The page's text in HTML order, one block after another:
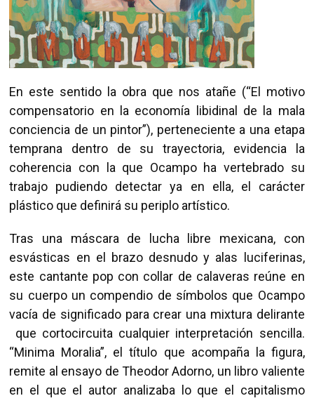
En este sentido la obra que nos atañe (“El motivo
compensatorio en la economía libidinal de la mala
conciencia de un pintor”), perteneciente a una etapa
temprana dentro de su trayectoria, evidencia la
coherencia con la que Ocampo ha vertebrado su
trabajo pudiendo detectar ya en ella, el carácter
plástico que definirá su periplo artístico.
Tras una máscara de lucha libre mexicana, con
esvásticas en el brazo desnudo y alas luciferinas,
este cantante pop con collar de calaveras reúne en
su cuerpo un compendio de símbolos que Ocampo
vacía de significado para crear una mixtura delirante
que cortocircuita cualquier interpretación sencilla.
“Minima Moralia”, el título que acompaña la figura,
remite al ensayo de Theodor Adorno, un libro valiente
en el que el autor analizaba lo que el capitalismo